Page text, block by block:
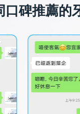
口碑推薦的